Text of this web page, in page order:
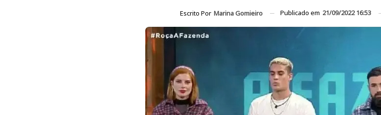
Escrito Por Marina Gomieiro Publicado em 21/09/2022 16:53